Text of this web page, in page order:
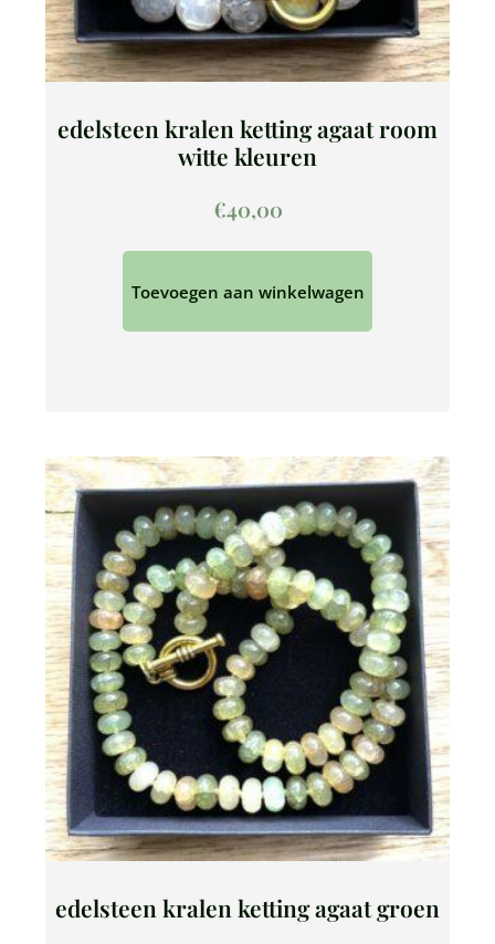
edelsteen kralen ketting agaat room
witte kleuren
€40,00
Toevoegen aan winkelwagen
edelsteen kralen ketting agaat groen